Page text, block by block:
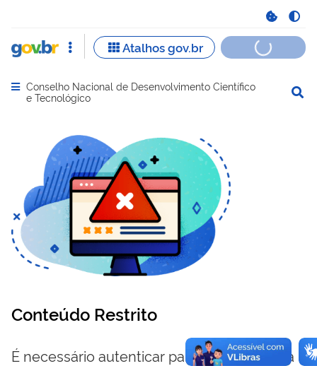
Abrir menu principal de navegação
Conselho Nacional de Desenvolvimento Científico
e Tecnológico
Conteúdo Restrito
É necessário autenticar para visualizar essa